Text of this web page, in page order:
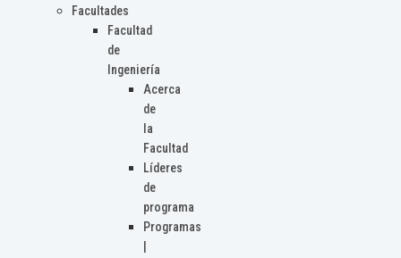
Facultades
Facultad
de
Ingeniería
Acerca
de
la
Facultad
Líderes
de
programa
Programas